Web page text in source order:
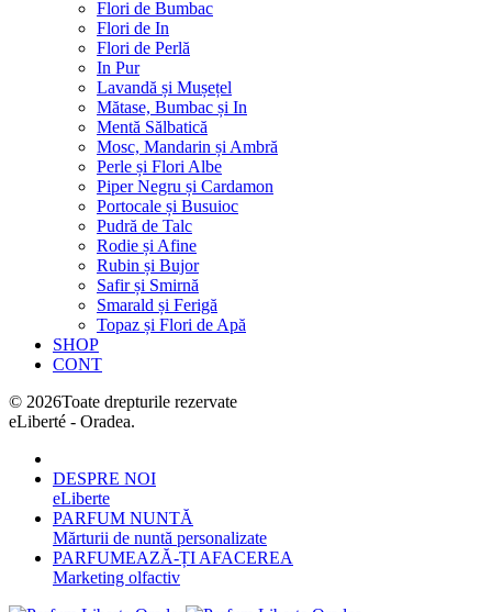
Flori de Bumbac
Flori de In
Flori de Perlă
In Pur
Lavandă și Mușețel
Mătase, Bumbac și In
Mentă Sălbatică
Mosc, Mandarin și Ambră
Perle și Flori Albe
Piper Negru și Cardamon
Portocale și Busuioc
Pudră de Talc
Rodie și Afine
Rubin și Bujor
Safir și Smirnă
Smarald și Ferigă
Topaz și Flori de Apă
SHOP
CONT
© 2026Toate drepturile rezervate
eLiberté - Oradea.
DESPRE NOI
eLiberte
PARFUM NUNTĂ
Mărturii de nuntă personalizate
PARFUMEAZĂ-ȚI AFACEREA
Marketing olfactiv